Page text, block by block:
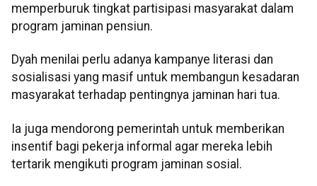
memperburuk tingkat partisipasi masyarakat dalam
program jaminan pensiun.
Dyah menilai perlu adanya kampanye literasi dan
sosialisasi yang masif untuk membangun kesadaran
masyarakat terhadap pentingnya jaminan hari tua.
Ia juga mendorong pemerintah untuk memberikan
insentif bagi pekerja informal agar mereka lebih
tertarik mengikuti program jaminan sosial.